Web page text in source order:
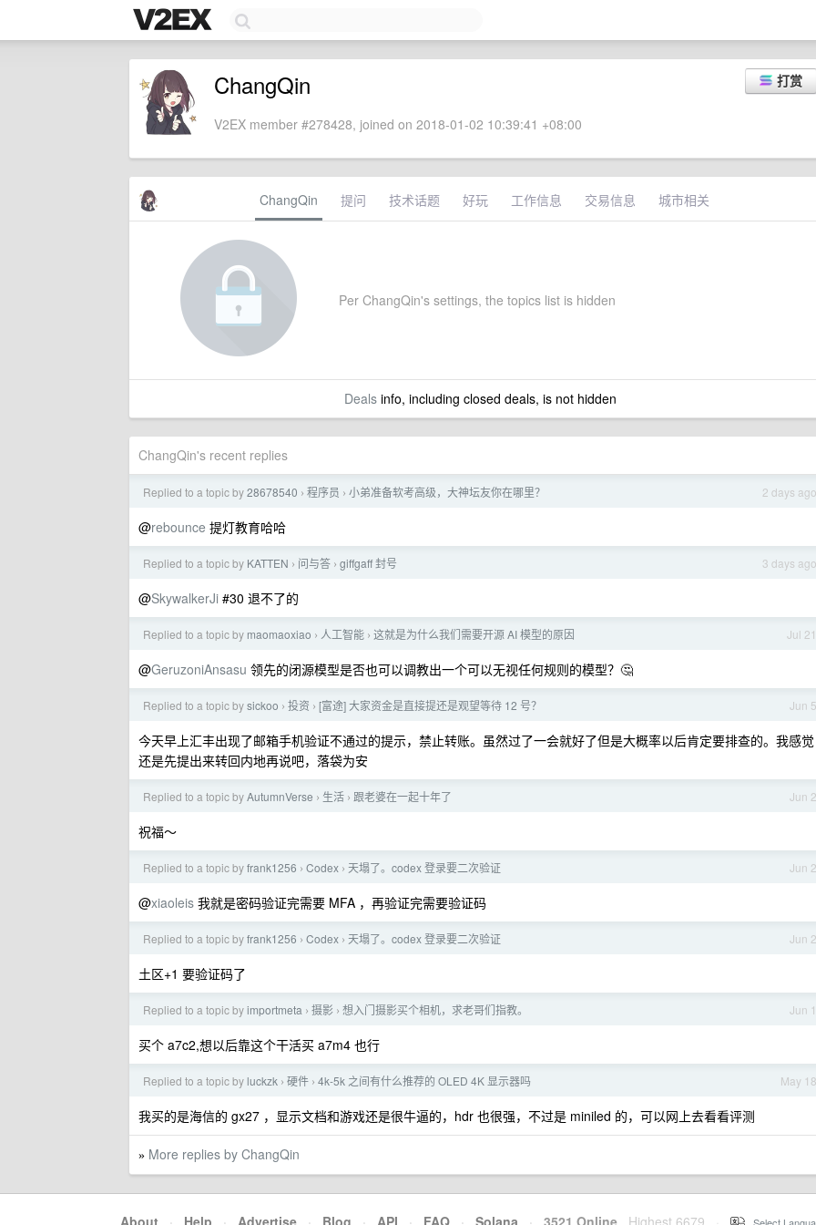
打赏
ChangQin
V2EX member #278428, joined on 2018-01-02 10:39:41 +08:00
ChangQin 提问 技术话题 好玩 工作信息 交易信息 城市相关
Per ChangQin's settings, the topics list is hidden
Dealsinfo, including closed deals, is not hidden
ChangQin's recent replies
2 days ago
Replied to a topic by28678540 › 程序员 › 小弟准备软考高级，大神坛友你在哪里？
@rebounce 提灯教育哈哈
3 days ago
Replied to a topic by KATTEN › 问与答 › giffgaff 封号
@SkywalkerJi #30 退不了的
Jul 21
Replied to a topic by maomaoxiao › 人工智能 › 这就是为什么我们需要开源 AI 模型的原因
@GeruzoniAnsasu 领先的闭源模型是否也可以调教出一个可以无视任何规则的模型？🤔
Jun 5
Replied to a topic bysickoo › 投资 › [富途] 大家资金是直接提还是观望等待 12 号？
今天早上汇丰出现了邮箱手机验证不通过的提示，禁止转账。虽然过了一会就好了但是大概率以后肯定要排查的。我感觉
还是先提出来转回内地再说吧，落袋为安
Jun 2
Replied to a topic byAutumnVerse › 生活 › 跟老婆在一起十年了
祝福～
Jun 2
Replied to a topic byfrank1256 › Codex › 天塌了。codex 登录要二次验证
@xiaoleis 我就是密码验证完需要 MFA ，再验证完需要验证码
Jun 2
Replied to a topic byfrank1256 › Codex › 天塌了。codex 登录要二次验证
土区+1 要验证码了
Jun 1
Replied to a topic byimportmeta › 摄影 › 想入门摄影买个相机，求老哥们指教。
买个 a7c2,想以后靠这个干活买 a7m4 也行
May 18
Replied to a topic by luckzk › 硬件 › 4k-5k 之间有什么推荐的 OLED 4K 显示器吗
我买的是海信的 gx27 ，显示文档和游戏还是很牛逼的，hdr 也很强，不过是 miniled 的，可以网上去看看评测
» More replies by ChangQin
About · Help · Advertise · Blog · API · FAQ · Solana · 3521 Online Highest 6679